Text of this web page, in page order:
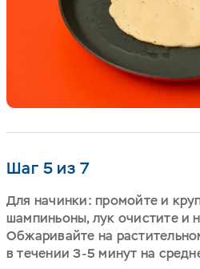
Шаг 5 из 7
Для начинки: промойте и
шампиньоны, лук очистите и
Обжаривайте на
в течении 3-5 минут на